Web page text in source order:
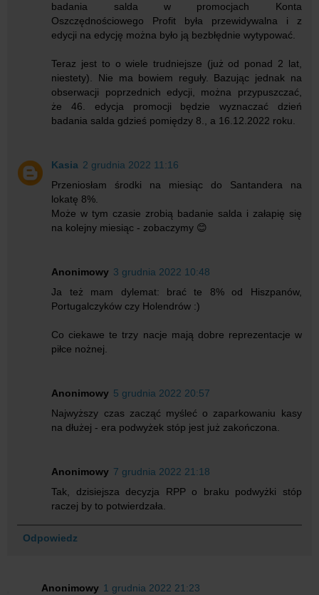
badania salda w promocjach Konta
Oszczędnościowego Profit była przewidywalna i z
edycji na edycję można było ją bezbłędnie wytypować.
Teraz jest to o wiele trudniejsze (już od ponad 2 lat,
niestety). Nie ma bowiem reguły. Bazując jednak na
obserwacji poprzednich edycji, można przypuszczać,
że 46. edycja promocji będzie wyznaczać dzień
badania salda gdzieś pomiędzy 8., a 16.12.2022 roku.
Kasia 2 grudnia 2022 11:16
Przeniosłam środki na miesiąc do Santandera na
lokatę 8%.
Może w tym czasie zrobią badanie salda i załapię się
na kolejny miesiąc - zobaczymy 😊
Anonimowy 3 grudnia 2022 10:48
Ja też mam dylemat: brać te 8% od Hiszpanów,
Portugalczyków czy Holendrów :)
Co ciekawe te trzy nacje mają dobre reprezentacje w
piłce nożnej.
Anonimowy 5 grudnia 2022 20:57
Najwyższy czas zacząć myśleć o zaparkowaniu kasy
na dłużej - era podwyżek stóp jest już zakończona.
Anonimowy 7 grudnia 2022 21:18
Tak, dzisiejsza decyzja RPP o braku podwyżki stóp
raczej by to potwierdzała.
Odpowiedz
Anonimowy 1 grudnia 2022 21:23